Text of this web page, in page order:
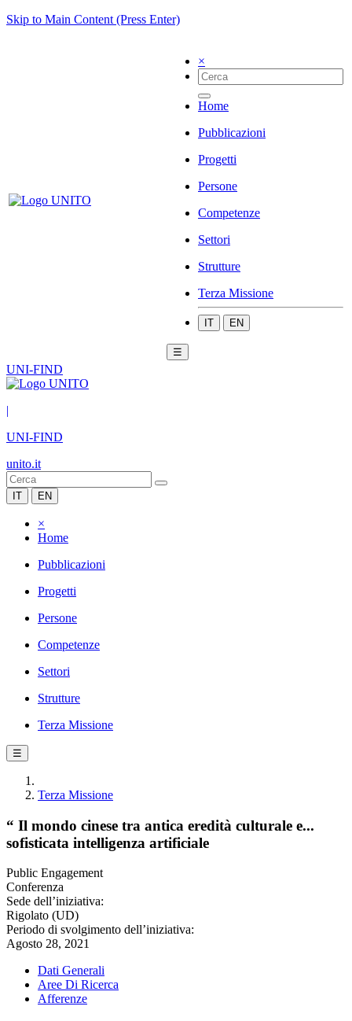
Skip to Main Content (Press Enter)
×
Home
Pubblicazioni
Progetti
Persone
Competenze
Settori
Strutture
Terza Missione
IT EN
☰
UNI-FIND
|
UNI-FIND
unito.it
IT EN
×
Home
Pubblicazioni
Progetti
Persone
Competenze
Settori
Strutture
Terza Missione
☰
Terza Missione
“ Il mondo cinese tra antica eredità culturale e...
sofisticata intelligenza artificiale
Public Engagement
Conferenza
Sede dell’iniziativa:
Rigolato (UD)
Periodo di svolgimento dell’iniziativa:
Agosto 28, 2021
Dati Generali
Aree Di Ricerca
Afferenze